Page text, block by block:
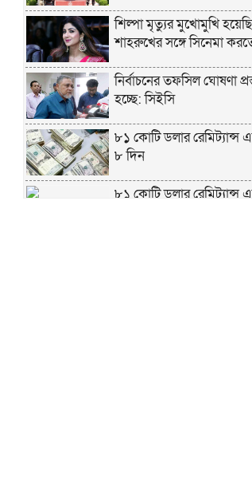
শিল্পা মৃত্যুর মুখোমুখি
শাহরুখের সঙ্গে সিনেমা
নির্বাচনের তফসিল ঘোষণা
হচ্ছে: সিইসি
৮১ কোটি ডলার রেমিট্যান্স
৮ দিন
৮১ কোটি ডলার রেমিট্যান্স